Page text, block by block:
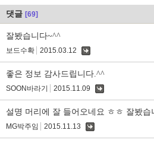
댓글 [69]
잘봤습니다~^^
보드수확 2015.03.12
좋은 정보 감사드립니다.^^
SOON바라기 2015.11.09
설명 머리에 잘 들어오네요 ㅎㅎ 잘봤습
MG박주임 2015.11.13